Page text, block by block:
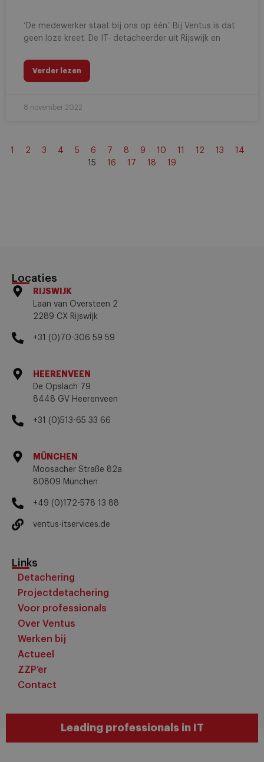
‘De medewerker staat bij ons op één.’ Bij Ventus is dat
geen loze kreet. De IT- detacheerder uit Rijswijk en
Verder lezen
8 november 2022
1 2 3 4 5 6 7 8 9 10 11 12 13
14
15
16 17 18 19
Locaties
RIJSWIJK
Laan van Oversteen 2
2289 CX Rijswijk
+31 (0)70-306 59 59
HEERENVEEN
De Opslach 79
8448 GV Heerenveen
+31 (0)513-65 33 66
MÜNCHEN
Moosacher Straße 82a
80809 München
+49 (0)172-578 13 88
ventus-itservices.de
Links
Detachering
Projectdetachering
Voor professionals
Over Ventus
Werken bij
Actueel
ZZP’er
Contact
Leading professionals in IT